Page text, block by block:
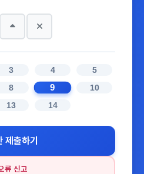
3 4
5
8 9
10
13 14
제출하기
류 신고